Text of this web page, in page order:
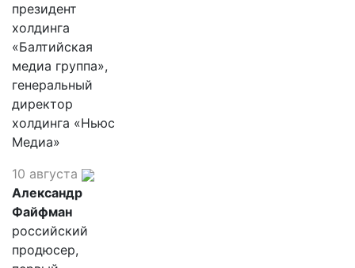
президент
холдинга
«Балтийская
медиа группа»,
генеральный
директор
холдинга «Ньюс
Медиа»
10 августа
Александр
Файфман
российский
продюсер,